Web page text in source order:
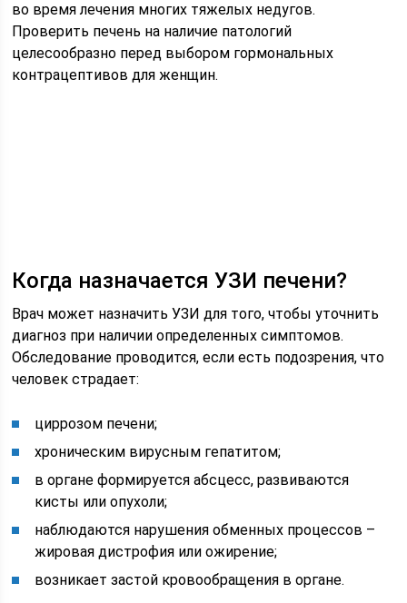
во время лечения многих тяжелых недугов.
Проверить печень на наличие патологий
целесообразно перед выбором гормональных
контрацептивов для женщин.
Когда назначается УЗИ печени?
Врач может назначить УЗИ для того, чтобы уточнить
диагноз при наличии определенных симптомов.
Обследование проводится, если есть подозрения, что
человек страдает:
циррозом печени;
хроническим вирусным гепатитом;
в органе формируется абсцесс, развиваются
кисты или опухоли;
наблюдаются нарушения обменных процессов –
жировая дистрофия или ожирение;
возникает застой кровообращения в органе.